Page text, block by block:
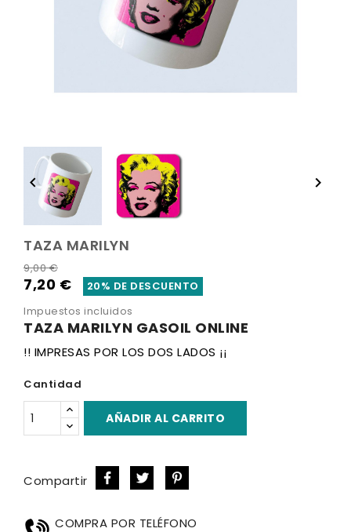
 
TAZA MARILYN
9,00 €
7,20 €
20% DE DESCUENTO
Impuestos incluidos
TAZA MARILYN GASOIL ONLINE
!! IMPRESAS POR LOS DOS LADOS ¡¡
Cantidad
AÑADIR AL CARRITO
Compartir
COMPRA POR TELÉFONO